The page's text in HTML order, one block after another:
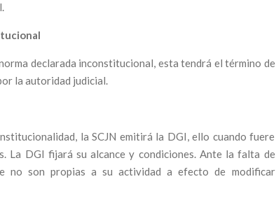
declarada inconstitucional, esta tendrá el término de
la autoridad judicial.
la SCJN emitirá la DGI, ello cuando fuere
La DGI fijará su alcance y condiciones. Ante la falta de
no son propias a su actividad a efecto de modificar